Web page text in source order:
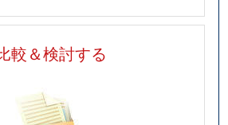
較＆検討する